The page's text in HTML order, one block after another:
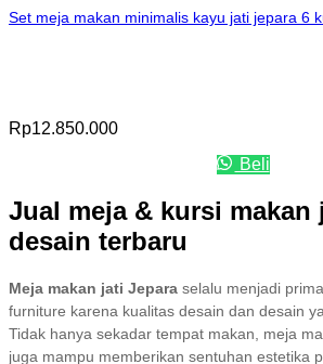
Set meja makan minimalis kayu jati jepara 6
Rp12.850.000
Beli
Jual meja & kursi makan
desain terbaru
Meja makan jati Jepara selalu menjadi
furniture karena kualitas desain dan desain
Tidak hanya sekadar tempat makan, meja
juga mampu memberikan sentuhan estetika